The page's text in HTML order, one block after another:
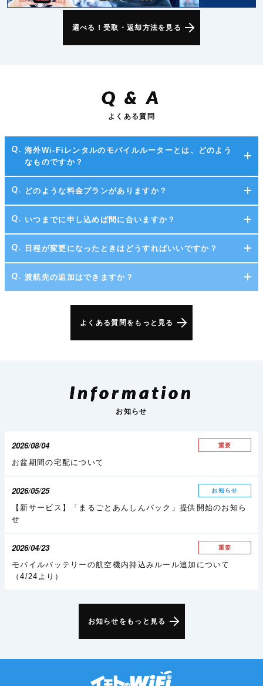
選べる！受取・返却方法を見る
Q &A
よくある質問
海外Wi-Fiレンタルのモバイルルーターとは、どのよう
なものですか？
どのような料金プランがありますか？
いつまでに申し込めば間に合いますか？
日程が変更になったときはどうすればいいですか？
渡航先の追加はできますか？
よくある質問をもっと見る
Information
お知らせ
2026/08/04 重要
お盆期間の宅配について
2026/05/25 お知らせ
【新サービス】「まるごとあんしんパック」提供開始のお知ら
せ
2026/04/23 重要
モバイルバッテリーの航空機内持込みルール追加について
（4/24より）
お知らせをもっと見る